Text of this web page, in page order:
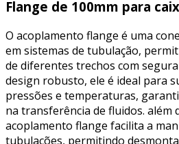
Flange de 100mm para
O acoplamento flange é uma
em sistemas de tubulação,
de diferentes trechos com
design robusto, ele é ideal para
pressões e temperaturas,
na transferência de fluidos. além
acoplamento flange facilita a
tubulações, permitindo